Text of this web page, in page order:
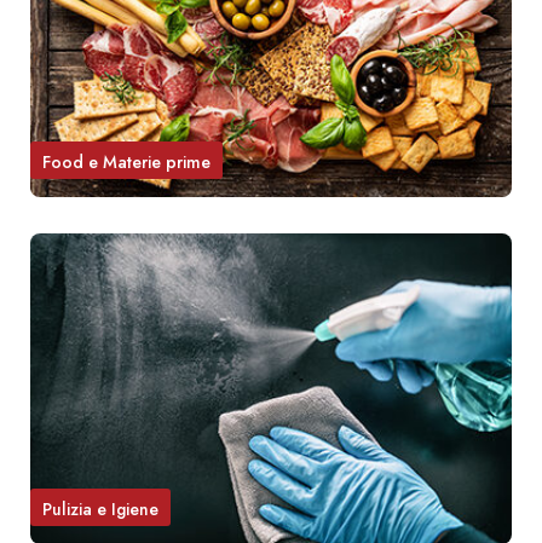
Food e Materie prime
Pulizia e Igiene